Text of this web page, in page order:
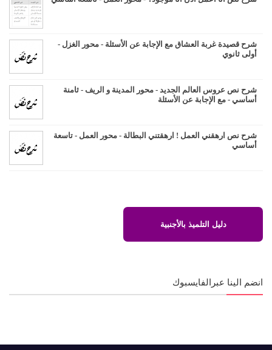
شرح قصيدة غربة العشاق مع الإجابة عن الأسئلة - محور الغزل -
أولى ثانوي
شرح نص عروس العالم الجديد - محور المدينة و الريف - ثامنة
أساسي - مع الإجابة عن الأسئلة
شرح نص ارهقني العمل ! ارهقتني البطالة - محور العمل - تاسعة
أساسي
دليل التلميذ بالأجنبية
انضم الينا عبرالفايسبوك